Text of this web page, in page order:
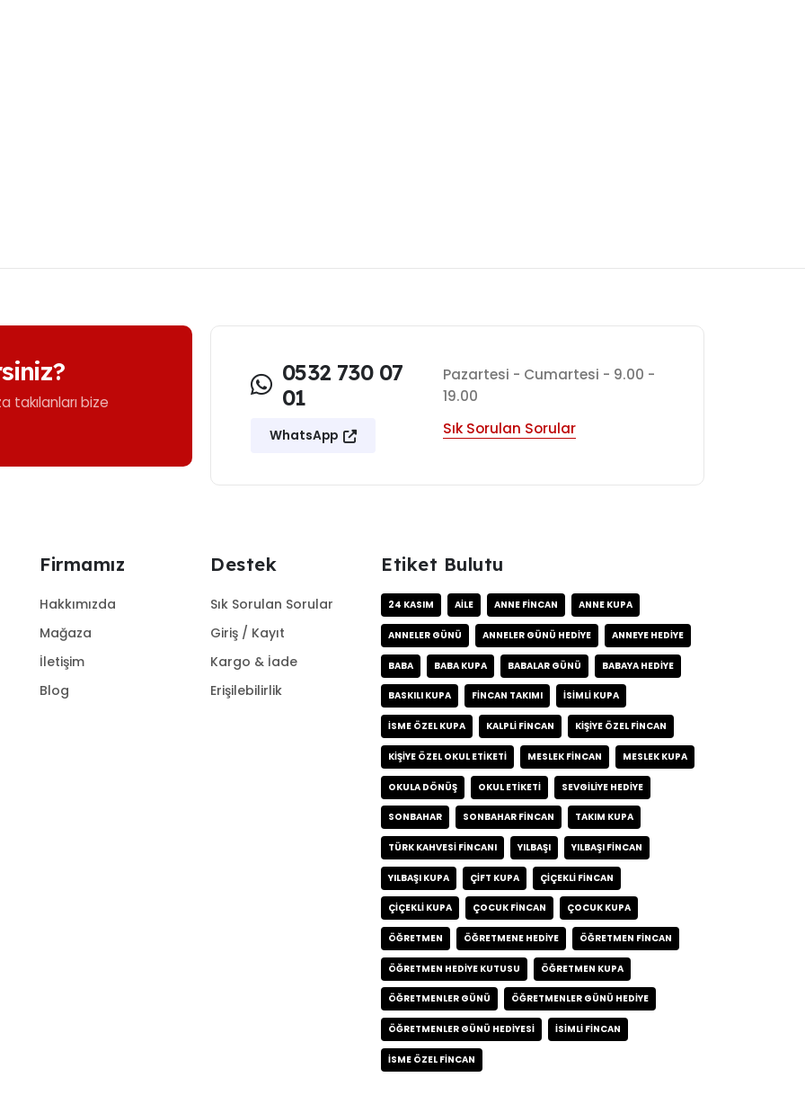
takılanları bize
0532 730 07
01
WhatsApp
Pazartesi - Cumartesi - 9.00 -
19.00
Sık Sorulan Sorular
Firmamız
Hakkımızda
Mağaza
İletişim
Blog
Destek
Sık Sorulan Sorular
Giriş / Kayıt
Kargo & İade
Erişilebilirlik
Etiket Bulutu
24 KASIM AILE ANNE FINCAN ANNE KUPA
ANNELER GÜNÜ ANNELER GÜNÜ HEDIYE ANNEYE HEDIYE
BABA BABA KUPA BABALAR GÜNÜ BABAYA HEDIYE
BASKILI KUPA FINCAN TAKIMI ISIMLI KUPA
ISME ÖZEL KUPA KALPLI FINCAN KIŞIYE ÖZEL FINCAN
KIŞIYE ÖZEL OKUL ETIKETI MESLEK FINCAN MESLEK KUPA
OKULA DÖNÜŞ OKUL ETIKETI SEVGILIYE HEDIYE
SONBAHAR SONBAHAR FINCAN TAKIM KUPA
TÜRK KAHVESI FINCANI YILBAŞI YILBAŞI FINCAN
YILBAŞI KUPA ÇIFT KUPA ÇIÇEKLI FINCAN
ÇIÇEKLI KUPA ÇOCUK FINCAN ÇOCUK KUPA
ÖĞRETMEN ÖĞRETMENE HEDIYE ÖĞRETMEN FINCAN
ÖĞRETMEN HEDIYE KUTUSU ÖĞRETMEN KUPA
ÖĞRETMENLER GÜNÜ ÖĞRETMENLER GÜNÜ HEDIYE
ÖĞRETMENLER GÜNÜ HEDIYESI İSIMLI FINCAN
İSME ÖZEL FINCAN